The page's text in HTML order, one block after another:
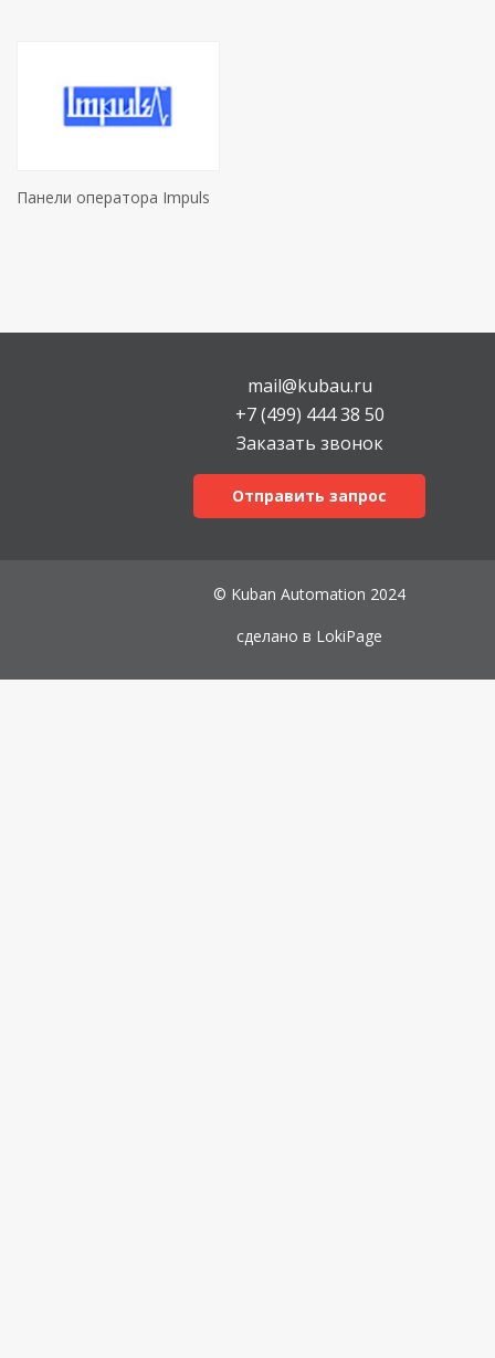
Панели оператора Impuls
mail@kubau.ru
+7 (499) 444 38 50
Заказать звонок
Отправить запрос
© Kuban Automation 2024
сделано в LokiPage